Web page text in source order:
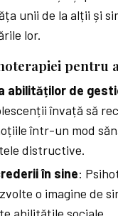
unii de la alții și
lor.
pentru
abilităților de
învață să
într-un mod
distructive.
în sine:
o imagine de